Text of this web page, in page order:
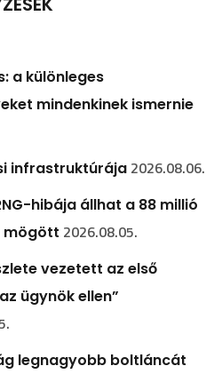
a különleges
mindenkinek ismernie
infrastruktúrája 2026.08.06.
hibája állhat a 88 millió
mögött 2026.08.05.
vezetett az első
ügynök ellen”
legnagyobb boltláncát